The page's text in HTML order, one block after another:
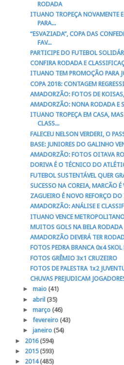
RODADA
ITUANO TROPEÇA NOVAMENTE
PARA...
“ESVAZIADA”, COPA DAS
FAV...
PARTICIPE DO FUTEBOL
CONFIRA RODADA E
ITUANO TEM PROMOÇÃO PARA
COPA 2018: CONTAGEM
AMADORZÃO: FOTOS DE
AMADORZÃO: NONA RODADA E
ITUANO TROPEÇA EM CASA,
CLASS...
FALECEU NELSON VERDERI, O
BASE: JUNIORES DO GALINHO
AMADORZÃO: FOTOS OITAVA
DORIVA É O TÉCNICO DO
FUTEBOL SUSTENTÁVEL QUER
SUCESSO NA COREIA, MARCÃO
ZAGUEIRO É NOVO REFORÇO
AMADORZÃO: ANÁLISE E
ITUANO VENCE
MUITOS GOLS NA BELA
AMADORZÃO DEVERÁ TER
FOTOS PEDRA BRANCA 0x4 SKOL
FOTOS GRÊMIO 3x1 CRUZEIRO
FOTOS DE PALESTRA 1x2
CHUVAS PREJUDICAM
► maio (41)
► abril (35)
► março (46)
► fevereiro (43)
► janeiro (54)
► 2016(594)
► 2015(593)
► 2014(485)